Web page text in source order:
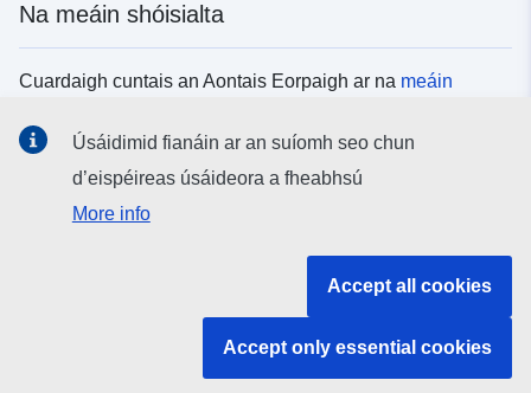
Na meáin shóisialta
Cuardaigh cuntais an Aontais Eorpaigh ar na meáin
Úsáidimid fianáin ar an suíomh seo chun
d’eispéireas úsáideora a fheabhsú
More info
Accept all cookies
Accept only essential cookies